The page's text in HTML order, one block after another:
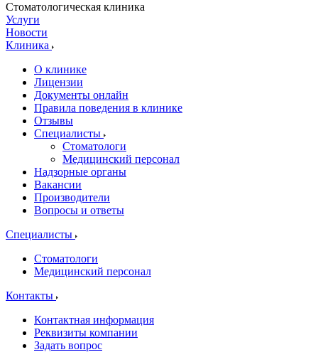
Стоматологическая клиника
Услуги
Новости
Клиника
О клинике
Лицензии
Документы онлайн
Правила поведения в клинике
Отзывы
Специалисты
Стоматологи
Медицинский персонал
Надзорные органы
Вакансии
Производители
Вопросы и ответы
Специалисты
Стоматологи
Медицинский персонал
Контакты
Контактная информация
Реквизиты компании
Задать вопрос